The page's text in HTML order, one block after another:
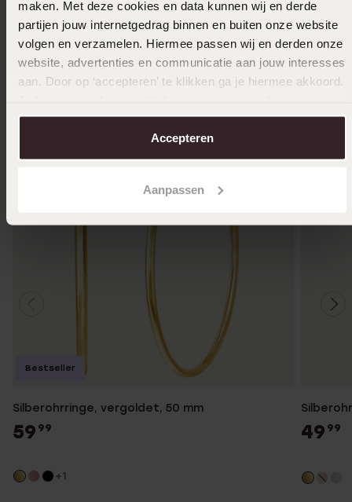
maken. Met deze cookies en data kunnen wij en derde
partijen jouw internetgedrag binnen en buiten onze website
volgen en verzamelen. Hiermee passen wij en derden onze
website, advertenties en communicatie aan jouw interesses
aan. Door op ‘accepteren’ te klikken ga je hiermee akkoord.
over in onscookiebeleid.
Accepteren
Aanpassen
In den Warenkorb legen
Das könnte dir gefallen
Silberohrringe, vergoldet, 50 mm
59 99
+1
Bestseller
49 99